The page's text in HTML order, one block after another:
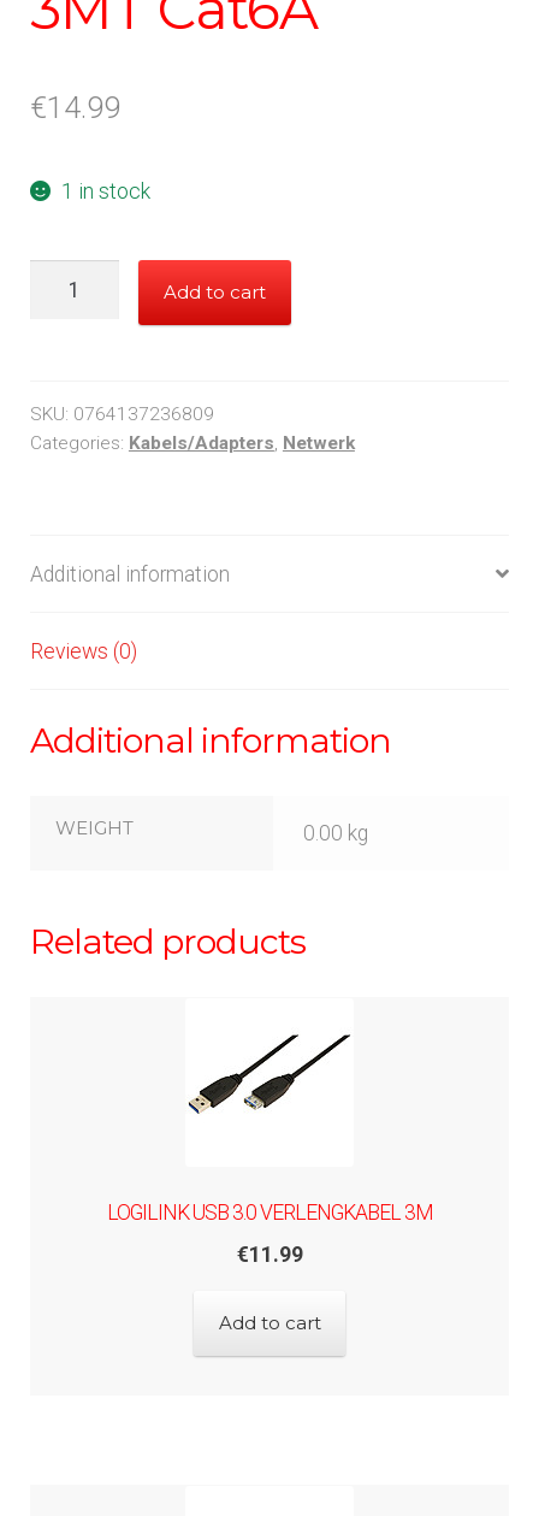
€14.99
1 in stock
Add to cart
SKU: 0764137236809
Categories: Kabels/Adapters, Netwerk
Additional information
Reviews (0)
Additional information
WEIGHT 0.00 kg
Related products
LOGILINK USB 3.0 VERLENGKABEL 3M
€11.99
Add to cart